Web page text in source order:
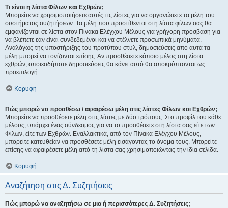
Τι είναι η λίστα Φίλων και Εχθρών;
Μπορείτε να χρησιμοποιήσετε αυτές τις λίστες για να οργανώσετε τα μέλη του
συστήματος συζητήσεων. Τα μέλη που προστίθενται στη λίστα φίλων σας θα
εμφανίζονται σε λίστα στον Πίνακα Ελέγχου Μέλους για γρήγορη πρόσβαση για
να βλέπετε εάν είναι συνδεδεμένοι και να στέλνετε προσωπικά μηνύματα.
Αναλόγως της υποστήριξης του προτύπου στυλ, δημοσιεύσεις από αυτά τα
μέλη μπορεί να τονίζονται επίσης. Αν προσθέσετε κάποιο μέλος στη λίστα
εχθρών, οποιεσδήποτε δημοσιεύσεις θα κάνει αυτό θα αποκρύπτονται ως
προεπιλογή.
Κορυφή
Πώς μπορώ να προσθέσω / αφαιρέσω μέλη στις λίστες Φίλων και Εχθρών;
Μπορείτε να προσθέσετε μέλη στις λίστες με δύο τρόπους. Στο προφίλ του κάθε
μέλους, υπάρχει ένας σύνδεσμος για να το προσθέσετε στη λίστα σας είτε των
Φίλων, είτε των Εχθρών. Εναλλακτικά, από τον Πίνακα Ελέγχου Μέλους,
μπορείτε κατευθείαν να προσθέσετε μέλη εισάγοντας το όνομα τους. Μπορείτε
επίσης να αφαιρέσετε μέλη από τη λίστα σας χρησιμοποιώντας την ίδια σελίδα.
Κορυφή
Αναζήτηση στις Δ. Συζητήσεις
Πώς μπορώ να αναζητήσω σε μια ή περισσότερες Δ. Συζητήσεις;